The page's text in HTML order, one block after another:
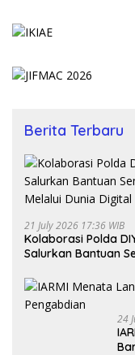
Berita Terbaru
21 July 2026 17:36 WIB
Kolaborasi Polda
Salurkan Bantuan
24